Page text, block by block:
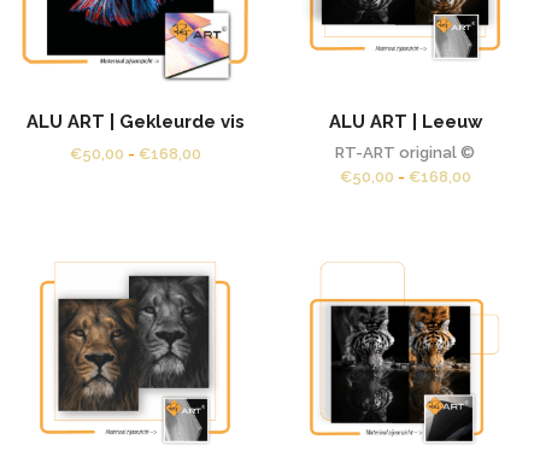
ALU ART | Gekleurde vis
€50,00 - €168,00Prijsklasse:
ALU ART | Leeuw
RT-ART original ©
€50,00 - €168,00